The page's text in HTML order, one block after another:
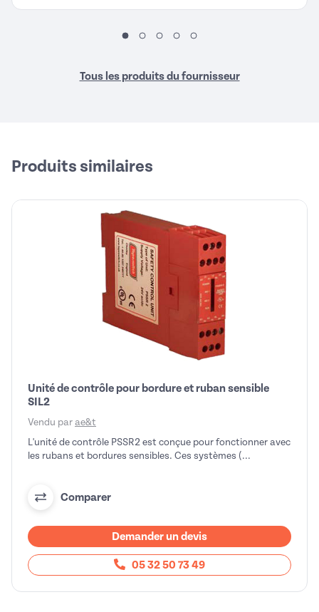
Tous les produits du fournisseur
Produits similaires
Unité de contrôle pour bordure et ruban sensible
SIL2
Vendu par ae&t
L'unité de contrôle PSSR2 est conçue pour fonctionner avec
les rubans et bordures sensibles. Ces systèmes (...
Comparer
Demander un devis
05 32 50 73 49